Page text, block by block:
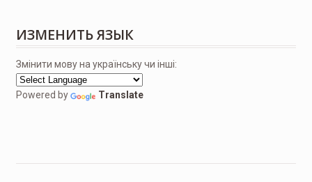
ИЗМЕНИТЬ ЯЗЫК
Змінити мову на українську чи інші:
Powered by Translate